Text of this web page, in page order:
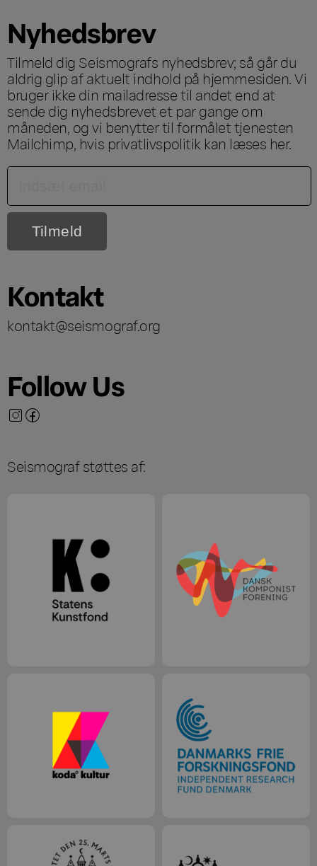
Nyhedsbrev
Tilmeld dig Seismografs nyhedsbrev; så går du
aldrig glip af aktuelt indhold på hjemmesiden. Vi
bruger ikke din mailadresse til andet end at
sende dig nyhedsbrevet et par gange om
måneden, og vi benytter til formålet tjenesten
Mailchimp, hvis privatlivspolitik kan læses her.
Kontakt
kontakt@seismograf.org
Follow Us
Seismograf støttes af: